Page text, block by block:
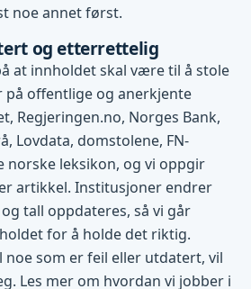
noe annet først.
og etterrettelig
at innholdet skal være til å stole
på offentlige og anerkjente
Regjeringen.no, Norges Bank,
Lovdata, domstolene, FN-
norske leksikon, og vi oppgir
artikkel. Institusjoner endrer
tall oppdateres, så vi går
for å holde det riktig.
noe som er feil eller utdatert, vil
Les mer om hvordan vi jobber i